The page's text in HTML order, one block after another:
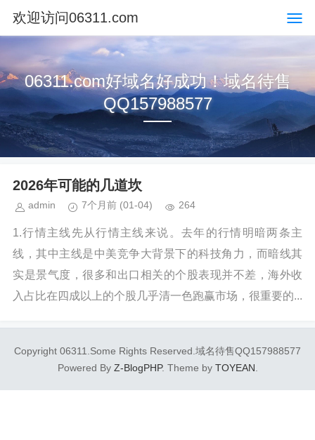
欢迎访问06311.com
06311.com好域名好成功！域名待售
QQ157988577
2026年可能的几道坎
admin 7个月前 (01-04) 264
1.行情主线先从行情主线来说。去年的行情明暗两条主
线，其中主线是中美竞争大背景下的科技角力，而暗线其
实是景气度，很多和出口相关的个股表现并不差，海外收
入占比在四成以上的个股几乎清一色跑赢市场，很重要的...
Copyright 06311.Some Rights Reserved.域名待售QQ157988577
Powered By Z-BlogPHP. Theme by TOYEAN